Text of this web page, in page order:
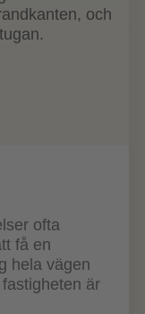
ofta
få en
hela vägen
är